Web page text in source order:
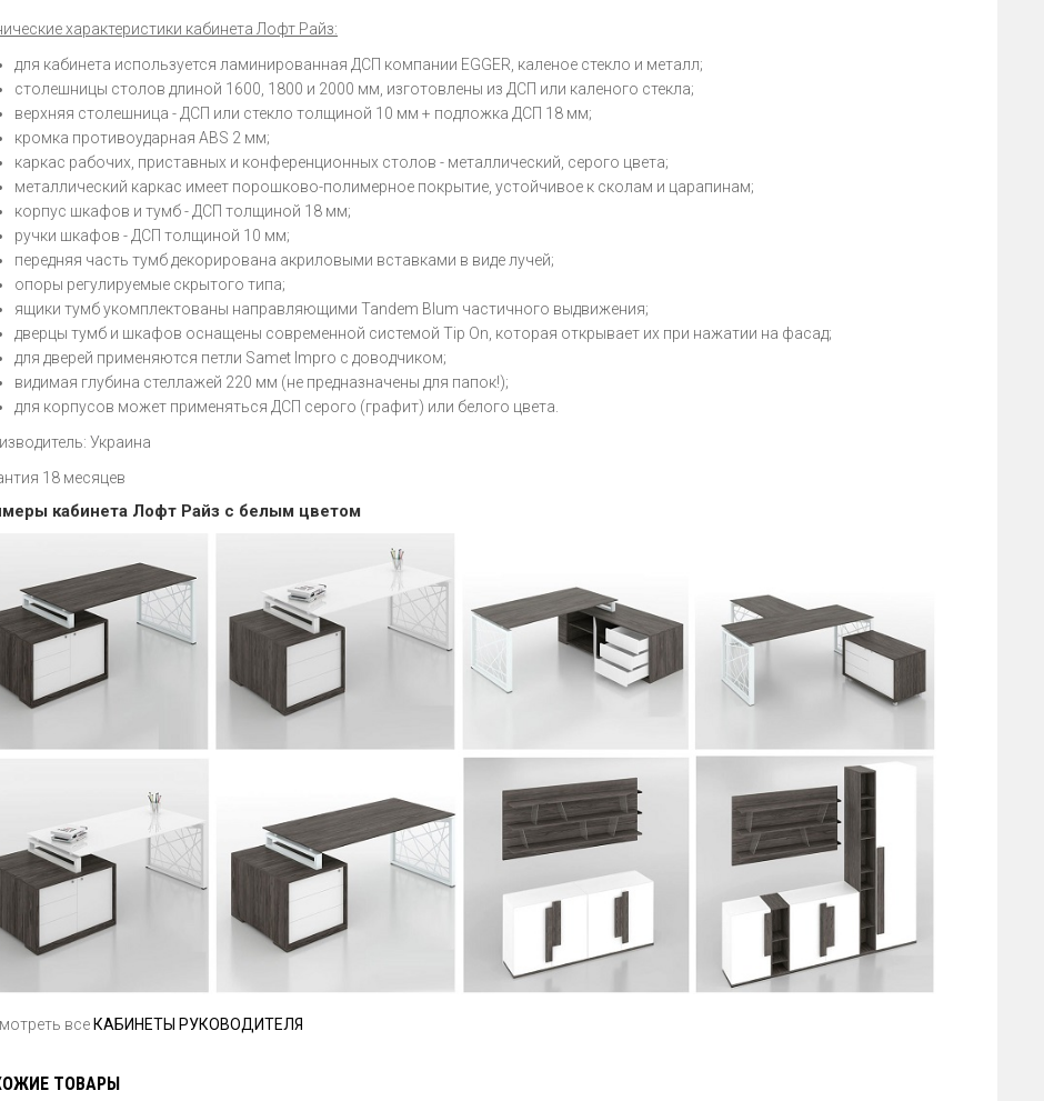
характеристики кабинета Лофт Райз:
для кабинета используется ламинированная ДСП компании EGGER, каленое стекло и металл;
столешницы столов длиной 1600, 1800 и 2000 мм, изготовлены из ДСП или каленого стекла;
верхняя столешница - ДСП или стекло толщиной 10 мм + подложка ДСП 18 мм;
кромка противоударная ABS 2 мм;
каркас рабочих, приставных и конференционных столов - металлический, серого цвета;
металлический каркас имеет порошково-полимерное покрытие, устойчивое к сколам и царапинам;
корпус шкафов и тумб - ДСП толщиной 18 мм;
ручки шкафов - ДСП толщиной 10 мм;
передняя часть тумб декорирована акриловыми вставками в виде лучей;
опоры регулируемые скрытого типа;
ящики тумб укомплектованы направляющими Tandem Blum частичного выдвижения;
дверцы тумб и шкафов оснащены современной системой Tip On , которая открывает их при нажатии на фасад;
для дверей применяются петли Samet Impro с доводчиком;
видимая глубина стеллажей 220 мм (не предназначены для папок!);
для корпусов может применяться ДСП серого (графит) или белого цвета.
Украина
18 месяцев
кабинета Лофт Райз с белым цветом
все КАБИНЕТЫ РУКОВОДИТЕЛЯ
ТОВАРЫ